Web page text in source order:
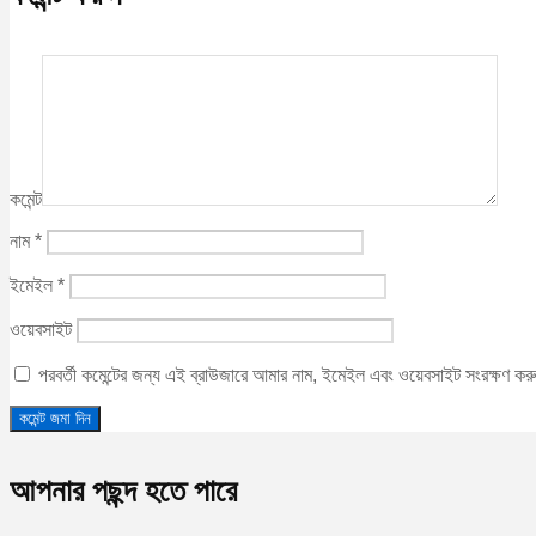
কমেন্ট
নাম*
ইমেইল *
ওয়েবসাইট
পরবর্তী কমেন্টের জন্য এই ব্রাউজারে আমার নাম, ইমেইল এবং ওয়েবসাইট সংরক্ষণ
আপনার পছন্দ হতে পারে